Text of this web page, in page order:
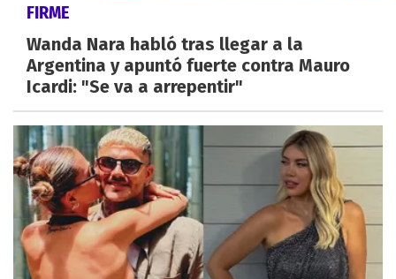
FIRME
Wanda Nara habló tras llegar a la
Argentina y apuntó fuerte contra Mauro
Icardi: "Se va a arrepentir"